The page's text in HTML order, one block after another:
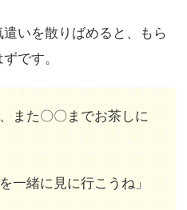
いを散りばめると、もら
です。
また〇〇までお茶しに
一緒に見に行こうね」